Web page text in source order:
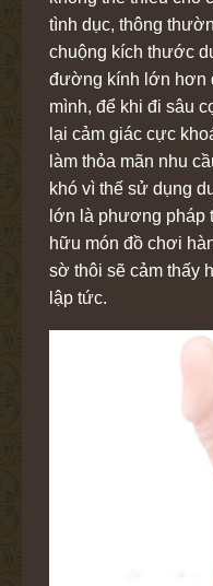
tình dục, thông
chuộng kích thước
đường kính lớn hơn
mình, để khi đi sâu
lại cảm giác cực
làm thỏa mãn nhu
khó vì thế sử dụng
lớn là phương pháp
hữu món đồ chơi
sờ thôi sẽ cảm thấy
lập tức.